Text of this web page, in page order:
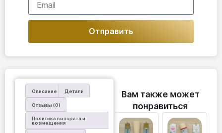
Отправить
Описание Детали
Отзывы (0)
Политика возврата и
возмещения
Вам также может
понравиться